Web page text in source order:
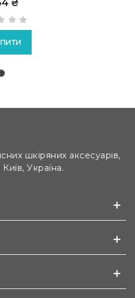
на замовлення за
₴
шкіряних аксесуарів,
Україна.